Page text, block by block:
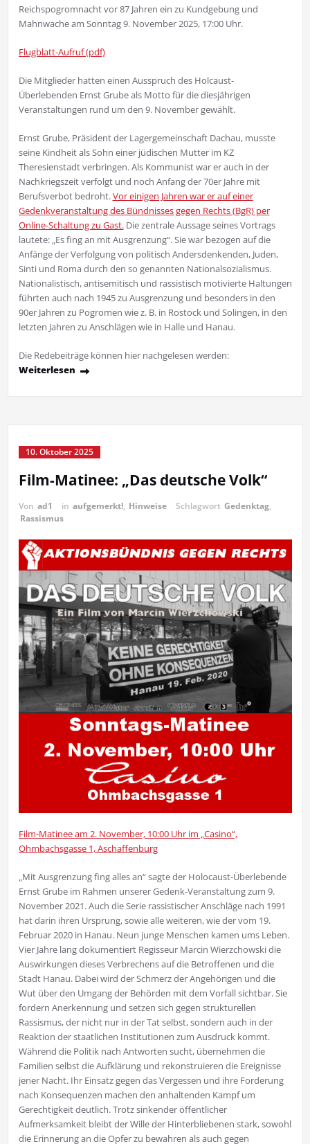
Reichspogromnacht vor 87 Jahren ein zu Kundgebung und
Mahnwache am Sonntag 9. November 2025, 17:00 Uhr.
Flugblatt-Aufruf (pdf)
Die Mitglieder hatten einen Ausspruch des Holcaust-
Überlebenden Ernst Grube als Motto für die diesjährigen
Veranstaltungen rund um den 9. November gewählt.
Ernst Grube, Präsident der Lagergemeinschaft Dachau, musste
seine Kindheit als Sohn einer jüdischen Mutter im KZ
Theresienstadt verbringen. Als Kommunist war er auch in der
Nachkriegszeit verfolgt und noch Anfang der 70er Jahre mit
Berufsverbot bedroht.Vor einigen Jahren war er auf einer
Gedenkveranstaltung des Bündnisses gegen Rechts (BgR) per
Online-Schaltung zu Gast.Die zentrale Aussage seines Vortrags
lautete: „Es fing an mit Ausgrenzung“. Sie war bezogen auf die
Anfänge der Verfolgung von politisch Andersdenkenden, Juden,
Sinti und Roma durch den so genannten Nationalsozialismus.
Nationalistisch, antisemitisch und rassistisch motivierte Haltungen
führten auch nach 1945 zu Ausgrenzung und besonders in den
90er Jahren zu Pogromen wie z. B. in Rostock und Solingen, in den
letzten Jahren zu Anschlägen wie in Halle und Hanau.
Die Redebeiträge können hier nachgelesen werden:
Weiterlesen
10. Oktober 2025
Film-Matinee: „Das deutsche Volk“
Von ad1 in aufgemerkt!, Hinweise Schlagwort Gedenktag,
Rassismus
Film-Matinee am 2. November, 10:00 Uhr im „Casino“,
Ohmbachsgasse 1, Aschaffenburg
„Mit Ausgrenzung fing alles an“ sagte der Holocaust-Überlebende
Ernst Grube im Rahmen unserer Gedenk-Veranstaltung zum 9.
November 2021. Auch die Serie rassistischer Anschläge nach 1991
hat darin ihren Ursprung, sowie alle weiteren, wie der vom 19.
Februar 2020 in Hanau. Neun junge Menschen kamen ums Leben.
Vier Jahre lang dokumentiert Regisseur Marcin Wierzchowski die
Auswirkungen dieses Verbrechens auf die Betroffenen und die
Stadt Hanau. Dabei wird der Schmerz der Angehörigen und die
Wut über den Umgang der Behörden mit dem Vorfall sichtbar. Sie
fordern Anerkennung und setzen sich gegen strukturellen
Rassismus, der nicht nur in der Tat selbst, sondern auch in der
Reaktion der staatlichen Institutionen zum Ausdruck kommt.
Während die Politik nach Antworten sucht, übernehmen die
Familien selbst die Aufklärung und rekonstruieren die Ereignisse
jener Nacht. Ihr Einsatz gegen das Vergessen und ihre Forderung
nach Konsequenzen machen den anhaltenden Kampf um
Gerechtigkeit deutlich. Trotz sinkender öffentlicher
Aufmerksamkeit bleibt der Wille der Hinterbliebenen stark, sowohl
die Erinnerung an die Opfer zu bewahren als auch gegen